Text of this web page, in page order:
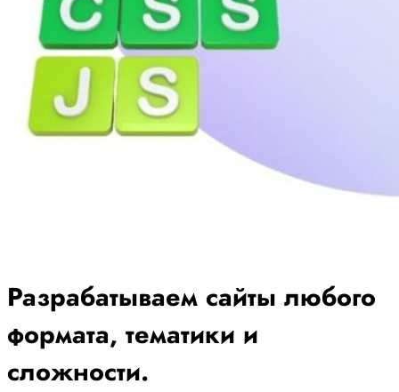
Разрабатываем сайты любого
формата, тематики и
сложности.